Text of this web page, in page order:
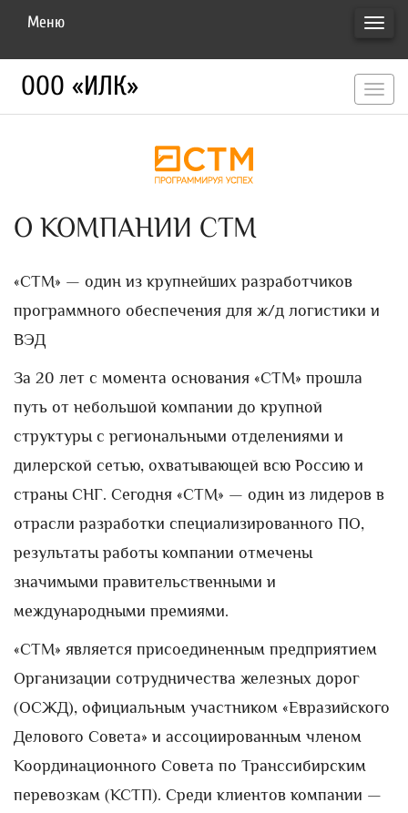
Меню
ООО «ИЛК»
О КОМПАНИИ СТМ
«СТМ» — один из крупнейших разработчиков
программного обеспечения для ж/д логистики и
ВЭД
За 20 лет с момента основания «СТМ» прошла
путь от небольшой компании до крупной
структуры с региональными отделениями и
дилерской сетью, охватывающей всю Россию и
страны СНГ. Сегодня «СТМ» — один из лидеров в
отрасли разработки специализированного ПО,
результаты работы компании отмечены
значимыми правительственными и
международными премиями.
«СТМ» является присоединенным предприятием
Организации сотрудничества железных дорог
(ОСЖД), официальным участником «Евразийского
Делового Совета» и ассоциированным членом
Координационного Совета по Транссибирским
перевозкам (КСТП). Среди клиентов компании —